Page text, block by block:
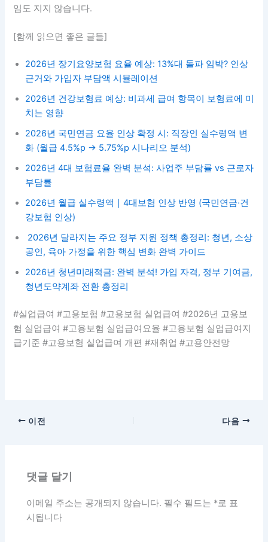
임도 지지 않습니다.
[함께 읽으면 좋은 글들]
2026년 장기요양보험 요율 예상: 13%대 돌파 임박? 인상
근거와 가입자 부담액 시뮬레이션
2026년 건강보험료 예상: 비과세 급여 항목이 보험료에 미
치는 영향
2026년 국민연금 요율 인상 확정 시: 직장인 실수령액 변
화 (월급 4.5%p → 5.75%p 시나리오 분석)
2026년 4대 보험료율 완벽 분석: 사업주 부담률 vs 근로자
부담률
2026년 월급 실수령액｜4대보험 인상 반영 (국민연금·건
강보험 인상)
2026년 달라지는 주요 정부 지원 정책 총정리: 청년, 소상
공인, 육아 가정을 위한 핵심 변화 완벽 가이드
2026년 청년미래적금: 완벽 분석! 가입 자격, 정부 기여금,
청년도약계좌 전환 총정리
#실업급여 #고용보험 #고용보험 실업급여 #2026년 고용보
험 실업급여 #고용보험 실업급여요율 #고용보험 실업급여지
급기준 #고용보험 실업급여 개편 #재취업 #고용안전망
이전 다음
댓글 달기
이메일 주소는 공개되지 않습니다. 필수 필드는 *로 표
시됩니다